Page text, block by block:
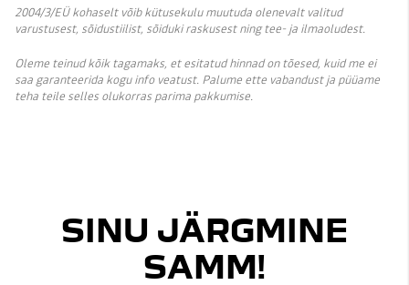
2004/3/EÜ kohaselt võib kütusekulu muutuda olenevalt valitud
varustusest, sõidustiilist, sõiduki raskusest ning tee- ja ilmaoludest.
Oleme teinud kõik tagamaks, et esitatud hinnad on tõesed, kuid me ei
saa garanteerida kogu info veatust. Palume ette vabandust ja püüame
teha teile selles olukorras parima pakkumise.
SINU JÄRGMINE
SAMM!